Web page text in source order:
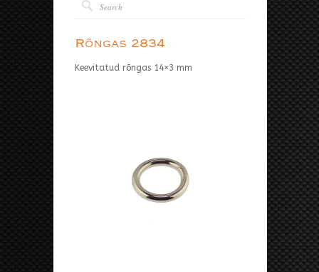
Rõngas 2834
Keevitatud rõngas 14×3 mm